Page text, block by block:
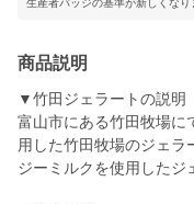
生産者バッジの基準が新しくなり
商品説明
▼竹田ジェラートの説明
富山市にある竹田牧場に
用した竹田牧場のジェラ
ジーミルクを使用したジ